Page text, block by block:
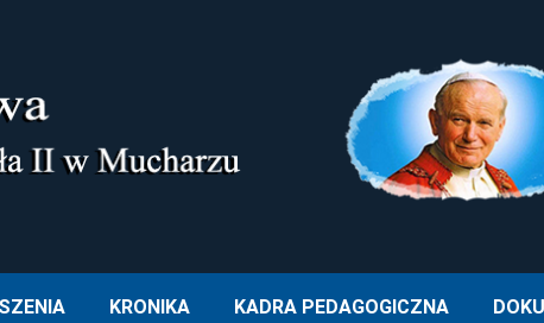
OJCA ŚWIĘTEGO JANA
KRONIKA KADRA PEDAGOGICZNA